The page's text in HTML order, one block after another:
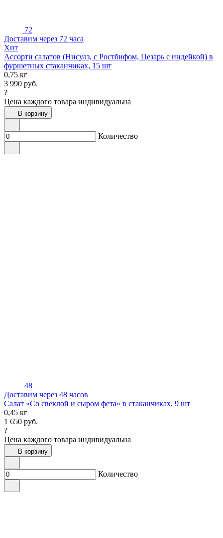
72
Доставим через 72 часа
Хит
Ассорти салатов (Нисуаз, с Ростбифом, Цезарь с индейкой) в
фуршетных стаканчиках, 15 шт
0,75 кг
3 990 руб.
?
Цена каждого товара индивидуальна
В корзину
Количество
48
Доставим через 48 часов
Салат «Со свеклой и сыром фета» в стаканчиках, 9 шт
0,45 кг
1 650 руб.
?
Цена каждого товара индивидуальна
В корзину
Количество